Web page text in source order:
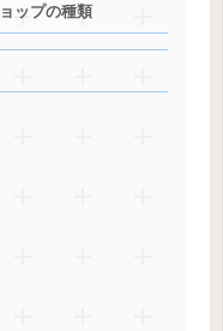
ップの種類